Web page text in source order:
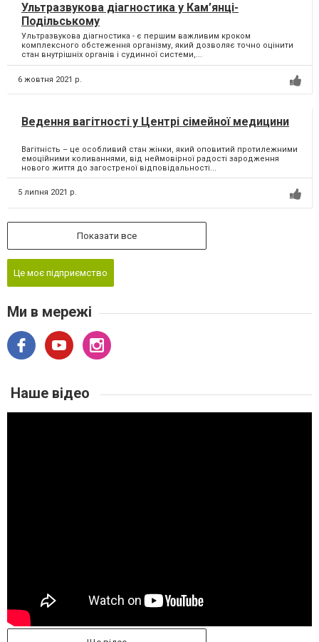
Ультразвукова діагностика у Кам’янці-
Подільському
Ультразвукова діагностика - є першим важливим кроком
комплексного обстеження організму, який дозволяє точно оцінити
стан внутрішніх органів і судинної системи,...
6 жовтня 2021 р.
Ведення вагітності у Центрі сімейної медицини
Вагітність – це особливий стан жінки, який оповитий протилежними
емоційними коливаннями, від неймовірної радості зародження
нового життя до загостреної відповідальності...
5 липня 2021 р.
Показати все
Це моє підприємство
Ми в мережі
Наше відео